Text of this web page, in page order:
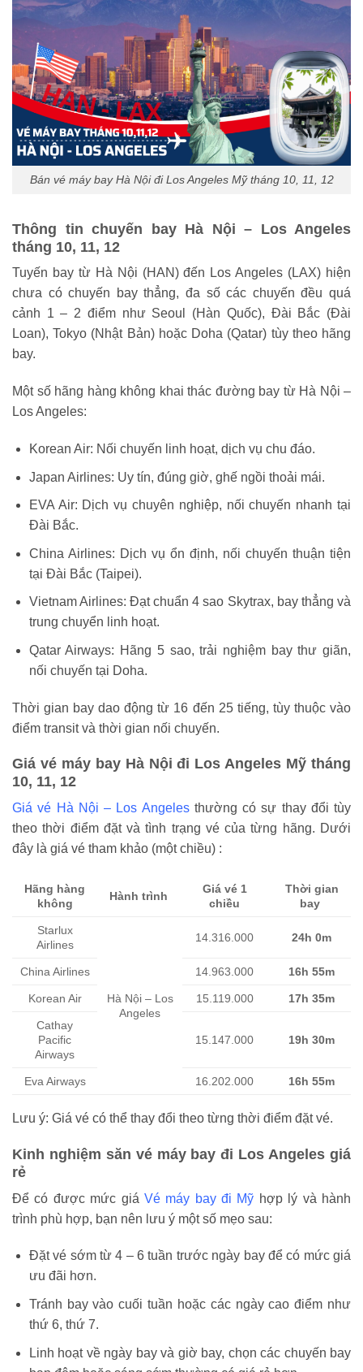
Bán vé máy bay Hà Nội đi Los Angeles Mỹ tháng 10, 11, 12
Thông tin chuyến bay Hà Nội – Los Angeles
tháng 10, 11, 12
Tuyến bay từ Hà Nội (HAN) đến Los Angeles (LAX) hiện
chưa có chuyến bay thẳng, đa số các chuyến đều quá
cảnh 1 – 2 điểm như Seoul (Hàn Quốc), Đài Bắc (Đài
Loan), Tokyo (Nhật Bản) hoặc Doha (Qatar) tùy theo hãng
bay.
Một số hãng hàng không khai thác đường bay từ Hà Nội –
Los Angeles:
Korean Air: Nối chuyến linh hoạt, dịch vụ chu đáo.
Japan Airlines: Uy tín, đúng giờ, ghế ngồi thoải mái.
EVA Air: Dịch vụ chuyên nghiệp, nối chuyến nhanh tại
Đài Bắc.
China Airlines: Dịch vụ ổn định, nối chuyến thuận tiện
tại Đài Bắc (Taipei).
Vietnam Airlines: Đạt chuẩn 4 sao Skytrax, bay thẳng và
trung chuyển linh hoạt.
Qatar Airways: Hãng 5 sao, trải nghiệm bay thư giãn,
nối chuyến tại Doha.
Thời gian bay dao động từ 16 đến 25 tiếng, tùy thuộc vào
điểm transit và thời gian nối chuyến.
Giá vé máy bay Hà Nội đi Los Angeles Mỹ tháng
10, 11, 12
Giá vé Hà Nội – Los Angelesthường có sự thay đổi tùy
theo thời điểm đặt và tình trạng vé của từng hãng. Dưới
đây là giá vé tham khảo (một chiều) :
Hãng hàng
không
Hành trình
Giá vé 1
chiều
Thời gian
bay
Starlux
Airlines
Hà Nội – Los
Angeles
14.316.000 24h 0m
China Airlines 14.963.000 16h 55m
Korean Air 15.119.000 17h 35m
Cathay
Pacific
Airways
15.147.000 19h 30m
Eva Airways 16.202.000 16h 55m
Lưu ý: Giá vé có thể thay đổi theo từng thời điểm đặt vé.
Kinh nghiệm săn vé máy bay đi Los Angeles giá
rẻ
Để có được mức giá Vé máy bay đi Mỹ hợp lý và hành
trình phù hợp, bạn nên lưu ý một số mẹo sau:
Đặt vé sớm từ 4 – 6 tuần trước ngày bay để có mức giá
ưu đãi hơn.
Tránh bay vào cuối tuần hoặc các ngày cao điểm như
thứ 6, thứ 7.
Linh hoạt về ngày bay và giờ bay, chọn các chuyến bay